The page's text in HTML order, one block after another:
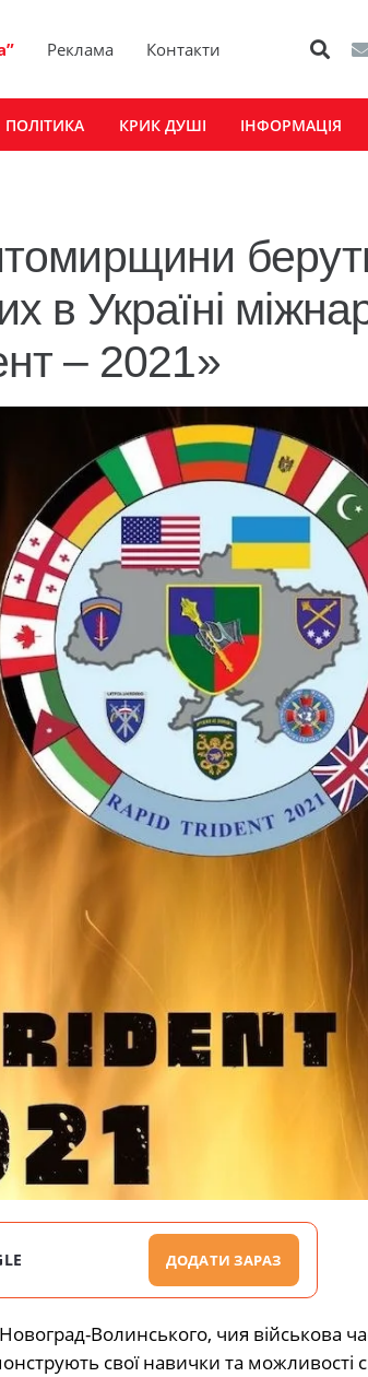
Реклама Контакти
ПОЛІТИКА КРИК ДУШІ ІНФОРМАЦІЯ
в Україні
– 2021»
ДОДАТИ ЗАРАЗ
Волинського, чия військова
свої навички та можливості